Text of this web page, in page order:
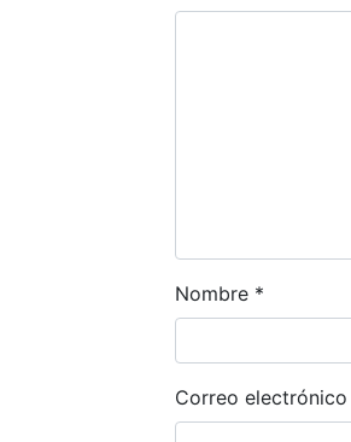
Nombre *
Correo electrónico